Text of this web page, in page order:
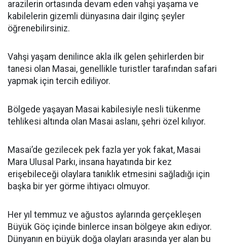
arazilerin ortasında devam eden vahşi yaşama ve
kabilelerin gizemli dünyasına dair ilginç şeyler
öğrenebilirsiniz.
Vahşi yaşam denilince akla ilk gelen şehirlerden bir
tanesi olan Masai, genellikle turistler tarafından safari
yapmak için tercih ediliyor.
Bölgede yaşayan Masai kabilesiyle nesli tükenme
tehlikesi altında olan Masai aslanı, şehri özel kılıyor.
Masai’de gezilecek pek fazla yer yok fakat, Masai
Mara Ulusal Parkı, insana hayatında bir kez
erişebileceği olaylara tanıklık etmesini sağladığı için
başka bir yer görme ihtiyacı olmuyor.
Her yıl temmuz ve ağustos aylarında gerçekleşen
Büyük Göç içinde binlerce insan bölgeye akın ediyor.
Dünyanın en büyük doğa olayları arasında yer alan bu